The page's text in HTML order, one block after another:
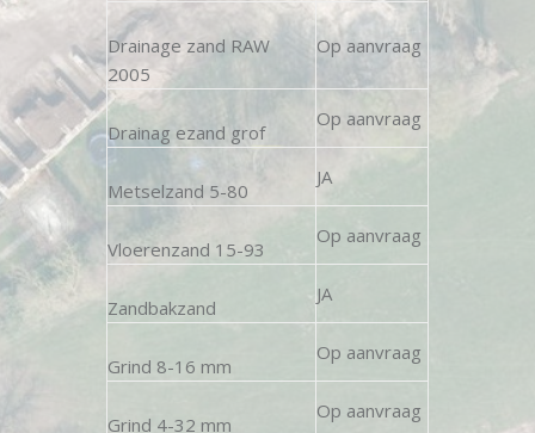
Drainage zand RAW
2005
Op aanvraag
Drainag ezand grof
Op aanvraag
Metselzand 5-80
JA
Vloerenzand 15-93
Op aanvraag
Zandbakzand
JA
Grind 8-16 mm
Op aanvraag
Grind 4-32 mm
Op aanvraag